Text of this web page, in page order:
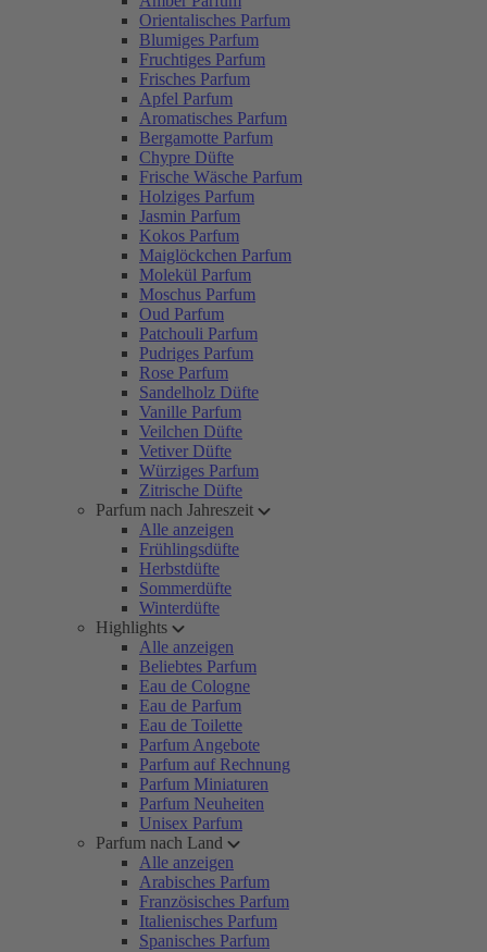
Orientalisches Parfum
Blumiges Parfum
Fruchtiges Parfum
Frisches Parfum
Apfel Parfum
Aromatisches Parfum
Bergamotte Parfum
Chypre Düfte
Frische Wäsche Parfum
Holziges Parfum
Jasmin Parfum
Kokos Parfum
Maiglöckchen Parfum
Molekül Parfum
Moschus Parfum
Oud Parfum
Patchouli Parfum
Pudriges Parfum
Rose Parfum
Sandelholz Düfte
Vanille Parfum
Veilchen Düfte
Vetiver Düfte
Würziges Parfum
Zitrische Düfte
Parfum nach Jahreszeit
Alle anzeigen
Frühlingsdüfte
Herbstdüfte
Sommerdüfte
Winterdüfte
Highlights
Alle anzeigen
Beliebtes Parfum
Eau de Cologne
Eau de Parfum
Eau de Toilette
Parfum Angebote
Parfum auf Rechnung
Parfum Miniaturen
Parfum Neuheiten
Unisex Parfum
Parfum nach Land
Alle anzeigen
Arabisches Parfum
Französisches Parfum
Italienisches Parfum
Spanisches Parfum